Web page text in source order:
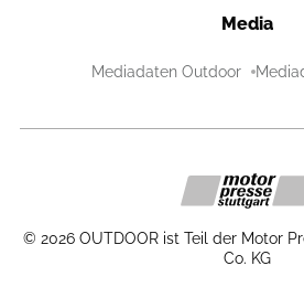
Media
Mediadaten Outdoor
© 2026 OUTDOOR ist Teil der Motor
Co. KG